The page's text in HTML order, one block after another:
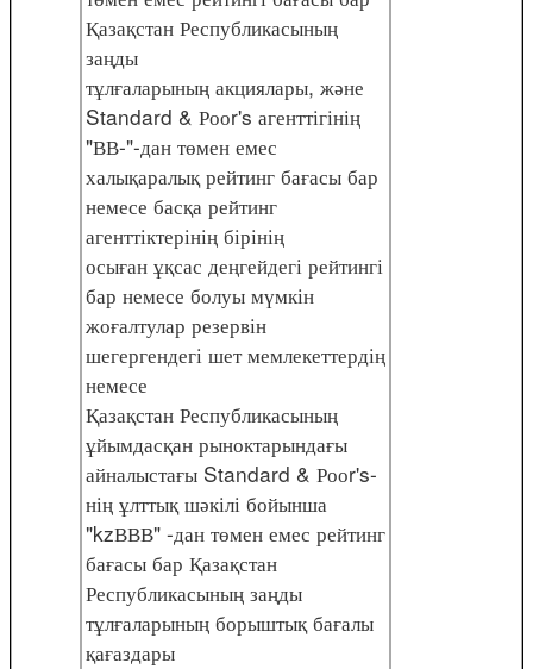
Қазақстан Республикасының
заңды
тұлғаларының акциялары, және
Standard & Рооr's агенттігінің
"ВВ-"-дан төмен емес
халықаралық рейтинг бағасы бар
немесе басқа рейтинг
агенттіктерінің бірінің
осыған ұқсас деңгейдегі рейтингі
бар немесе болуы мүмкін
жоғалтулар резервін
шегергендегі шет мемлекеттердің
немесе
Қазақстан Республикасының
ұйымдасқан рыноктарындағы
айналыстағы Standard & Рооr's-
нің ұлттық шәкілі бойынша
"kzВВВ" -дан төмен емес рейтинг
бағасы бар Қазақстан
Республикасының заңды
тұлғаларының борыштық бағалы
қағаздары